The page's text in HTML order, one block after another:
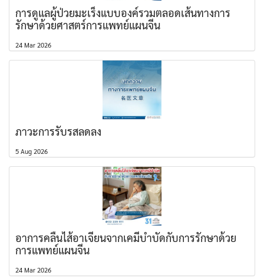
การดูแลผู้ป่วยมะเร็งแบบองค์รวมตลอดเส้นทางการ
รักษาด้วยศาสตร์การแพทย์แผนจีน
24 Mar 2026
ภาวะการรับรสลดลง
5 Aug 2026
อาการคลื่นไส้อาเจียนจากเคมีบำบัดกับการรักษาด้วย
การแพทย์แผนจีน
24 Mar 2026